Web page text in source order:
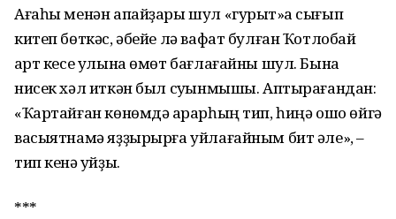
Ағаһы менән апайҙары шул «гурыт»ҡа сығып
китеп бөткәс, әбейе лә вафат булған Ҡотлобай
ҡарт кесе улына өмөт бағлағайны шул. Бына
нисек хәл иткән был суҡынмышы. Аптырағандан:
«Ҡартайған көнөмдә ҡарарһың тип, һиңә ошо өйгә
васыятнамә яҙҙырырға уйлағайным бит әле», –
тип кенә ҡуйҙы.
***